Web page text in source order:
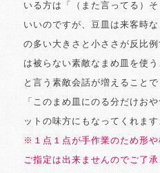
いる方は「（また言ってる）
いいのですが、豆皿は来客時
の多い大きさと小ささが反比
は被らない素敵なまめ皿を使
と言う素敵会話が増えること
「このまめ皿にのる分だけお
ットの味方にもなってくれます
※１点１点が手作業のため形や
ご指定は出来ませんのでご了承